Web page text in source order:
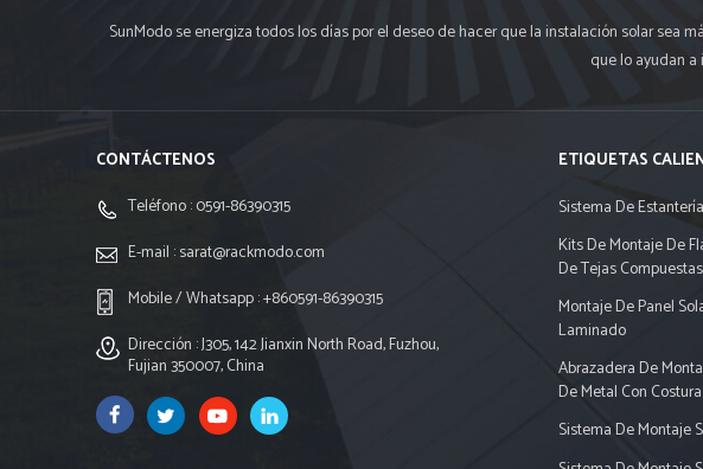
SunModo se energiza todos los días por el deseo de hacer que la instalación solar sea
que lo ayudan
CONTÁCTENOS
Teléfono :0591-86390315
E-mail :sarat@rackmodo.com
Mobile / Whatsapp :+860591-86390315
Dirección : J305, 142 Jianxin North Road, Fuzhou,
Fujian 350007, China
ETIQUETAS
Sistema De
Kits De Montaje De
De Tejas Compuestas
Montaje De Panel
Laminado
Abrazadera De
De Metal Con
Sistema De Montaje